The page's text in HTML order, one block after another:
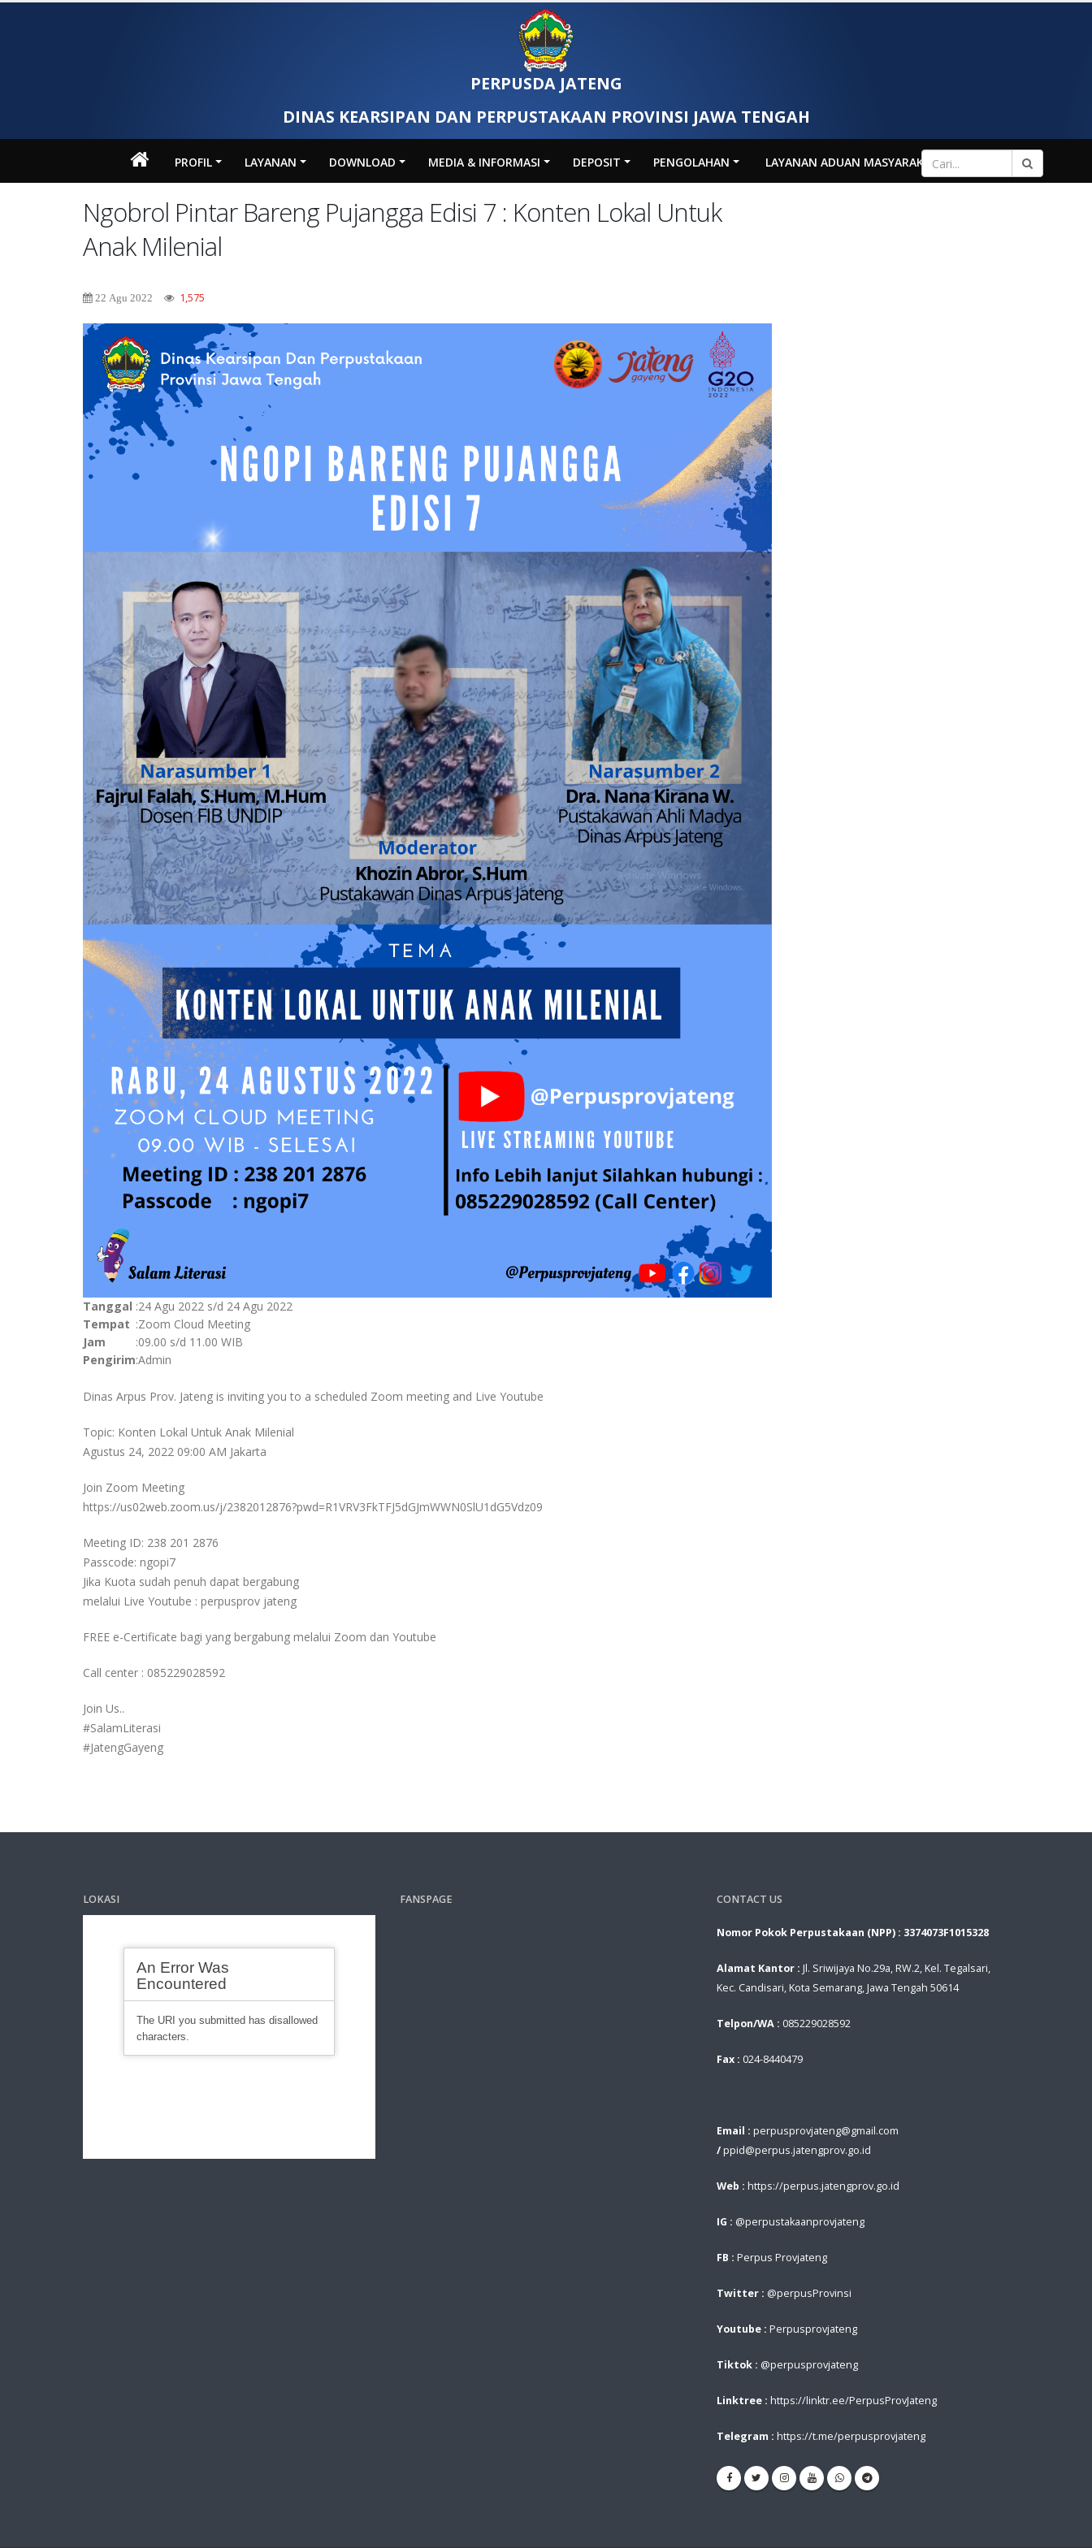
PERPUSDA JATENG
DINAS KEARSIPAN DAN PERPUSTAKAAN PROVINSI JAWA TENGAH
PROFIL LAYANAN DOWNLOAD MEDIA & INFORMASI DEPOSIT PENGOLAHAN LAYANAN ADUAN MASYARAKAT
Ngobrol Pintar Bareng Pujangga Edisi 7 : Konten Lokal Untuk
Anak Milenial
22 Agu 2022 1,575
Tanggal :24 Agu 2022 s/d 24 Agu 2022
Tempat :Zoom Cloud Meeting
Jam
:09.00 s/d 11.00 WIB
Pengirim:Admin
Dinas Arpus Prov. Jateng is inviting you to a scheduled Zoom meeting and Live Youtube
Topic: Konten Lokal Untuk Anak Milenial
Agustus 24, 2022 09:00 AM Jakarta
Join Zoom Meeting
https://us02web.zoom.us/j/2382012876?pwd=R1VRV3FkTFJ5dGJmWWN0SlU1dG5Vdz09
Meeting ID: 238 201 2876
Passcode: ngopi7
Jika Kuota sudah penuh dapat bergabung
melalui Live Youtube : perpusprov jateng
FREE e-Certificate bagi yang bergabung melalui Zoom dan Youtube
Call center : 085229028592
Join Us..
#SalamLiterasi
#JatengGayeng
LOKASI FANSPAGE CONTACT US
Nomor Pokok Perpustakaan (NPP) : 3374073F1015328
Alamat Kantor : Jl. Sriwijaya No.29a, RW.2, Kel. Tegalsari,
Kec. Candisari, Kota Semarang, Jawa Tengah 50614
Telpon/WA : 085229028592
Fax : 024-8440479
Email : perpusprovjateng@gmail.com
/ppid@perpus.jatengprov.go.id
Web : https://perpus.jatengprov.go.id
IG : @perpustakaanprovjateng
FB : Perpus Provjateng
Twitter : @perpusProvinsi
Youtube : Perpusprovjateng
Tiktok : @perpusprovjateng
Linktree : https://linktr.ee/PerpusProvJateng
Telegram : https://t.me/perpusprovjateng